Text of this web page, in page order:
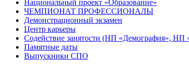
Национальный проект «Образование»
ЧЕМПИОНАТ ПРОФЕССИОНАЛЫ
Демонстрационный экзамен
Центр карьеры
Содействие занятости (НП «Демография», НП
Памятные даты
Выпускники СПО